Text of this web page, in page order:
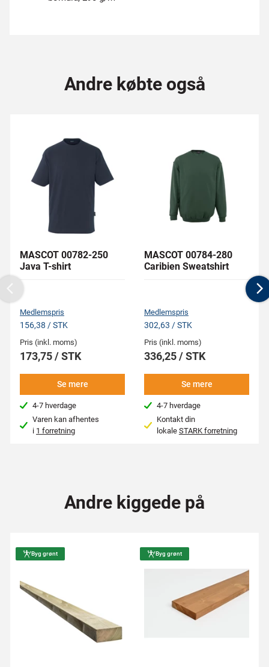
Andre købte også
MASCOT 00782-250
Java T-shirt
Medlemspris
156,38 / STK
Pris (inkl. moms)
173,75 / STK
Se mere
4-7 hverdage
Varen kan afhentes
i 1 forretning
MASCOT 00784-280
Caribien Sweatshirt
Medlemspris
302,63 / STK
Pris (inkl. moms)
336,25 / STK
Se mere
4-7 hverdage
Kontakt din
lokale STARK forretning
Previous
Andre kiggede på
Byg grønt Byg grønt